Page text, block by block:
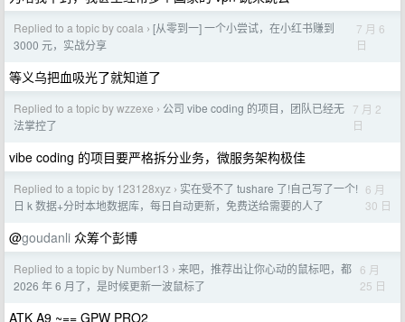
Replied to a topic by coala › [从零到一] 一个小尝试，在小红书赚到
3000 元，实战分享
7 月 6
日
等义乌把血吸光了就知道了
Replied to a topic by wzzexe › 公司 vibe coding 的项目，团队已经无
法掌控了
7 月 2
日
vibe coding 的项目要严格拆分业务，微服务架构极佳
Replied to a topic by 123128xyz › 实在受不了 tushare 了!自己写了一个!
日 k 数据+分时本地数据库，每日自动更新，免费送给需要的人了
6 月
30 日
@goudanli 众筹个彭博
Replied to a topic by Number13 › 来吧，推荐出让你心动的鼠标吧，都
2026 年 6 月了，是时候更新一波鼠标了
6 月
25 日
ATK A9 ~== GPW PRO2